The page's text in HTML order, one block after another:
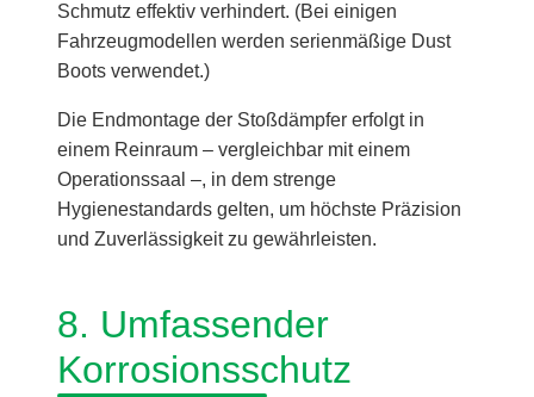
Schmutz effektiv verhindert. (Bei einigen
Fahrzeugmodellen werden serienmäßige Dust
Boots verwendet.)
Die Endmontage der Stoßdämpfer erfolgt in
einem Reinraum – vergleichbar mit einem
Operationssaal –, in dem strenge
Hygienestandards gelten, um höchste Präzision
und Zuverlässigkeit zu gewährleisten.
8. Umfassender
Korrosionsschutz